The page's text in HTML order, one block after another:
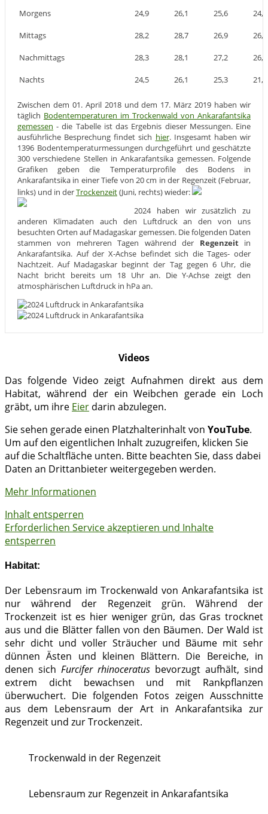
Morgens
24,9 26,1 25,6 24,2
Mittags 28,2 28,7 26,9 26,1
Nachmittags 28,3 28,1 27,2 26,1
Nachts 24,5 26,1 25,3 21,7
Zwischen dem 01. April 2018 und dem 17. März 2019 haben wir
täglich Bodentemperaturen im Trockenwald von Ankarafantsika
gemessen - die Tabelle ist das Ergebnis dieser Messungen. Eine
ausführliche Besprechung findet sich hier. Insgesamt haben wir
1396 Bodentemperaturmessungen durchgeführt und geschätzte
300 verschiedene Stellen in Ankarafantsika gemessen. Folgende
Grafiken geben die Temperaturprofile des Bodens in
Ankarafantsika in einer Tiefe von 20 cm in der Regenzeit (Februar,
links) und in derTrockenzeit(Juni, rechts) wieder:
2024 haben wir zusätzlich zu
anderen Klimadaten auch den Luftdruck an den von uns
besuchten Orten auf Madagaskar gemessen. Die folgenden Daten
stammen von mehreren Tagen während der Regenzeitin
Ankarafantsika. Auf der X-Achse befindet sich die Tages- oder
Nachtzeit. Auf Madagaskar beginnt der Tag gegen 6 Uhr, die
Nacht bricht bereits um 18 Uhr an. Die Y-Achse zeigt den
atmosphärischen Luftdruck in hPa an.
Videos
Das folgende Video zeigt Aufnahmen direkt aus dem
Habitat, während der ein Weibchen gerade ein Loch
gräbt, um ihre Eier darin abzulegen.
Sie sehen gerade einen Platzhalterinhalt von YouTube.
Um auf den eigentlichen Inhalt zuzugreifen, klicken Sie
auf die Schaltfläche unten. Bitte beachten Sie, dass dabei
Daten an Drittanbieter weitergegeben werden.
Mehr Informationen
Inhalt entsperren
Erforderlichen Service akzeptieren und Inhalte
entsperren
Habitat:
Der Lebensraum im Trockenwald von Ankarafantsika ist
nur während der Regenzeit grün. Während der
Trockenzeit ist es hier weniger grün, das Gras trocknet
aus und die Blätter fallen von den Bäumen. Der Wald ist
sehr dicht und voller Sträucher und Bäume mit sehr
dünnen Ästen und kleinen Blättern. Die Bereiche, in
denen sich Furcifer rhinoceratus bevorzugt aufhält, sind
extrem dicht bewachsen und mit Rankpflanzen
überwuchert. Die folgenden Fotos zeigen Ausschnitte
aus dem Lebensraum der Art in Ankarafantsika zur
Regenzeit und zur Trockenzeit.
Trockenwald in der Regenzeit
Lebensraum zur Regenzeit in Ankarafantsika